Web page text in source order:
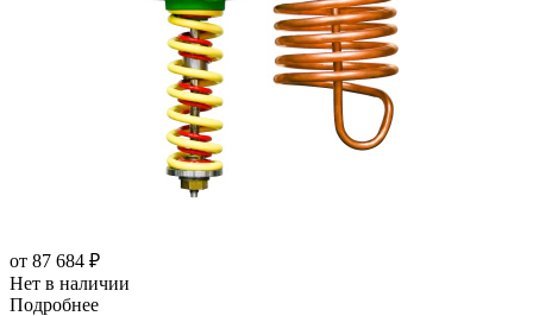
от 87 684 ₽
Нет в наличии
Подробнее